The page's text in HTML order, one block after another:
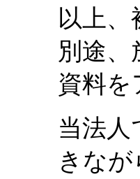
以上
別途
資料
当法人
きな